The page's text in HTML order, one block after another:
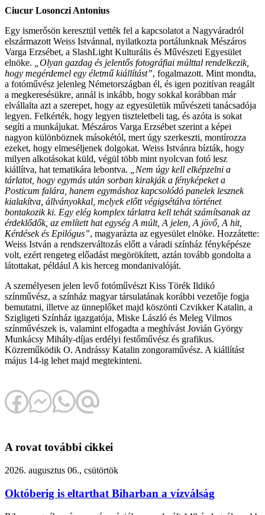
Ciucur Losonczi Antonius
Egy ismerősön keresztül vették fel a kapcsolatot a Nagyváradról
elszármazott Weiss Istvánnal, nyilatkozta portálunknak Mészáros
Varga Erzsébet, a SlashLight Kulturális és Művészeti Egyesület
elnöke. „Olyan gazdag és jelentős fotográfiai múlttal rendelkezik,
hogy megérdemel egy életmű kiállítást”, fogalmazott. Mint mondta,
a fotóművész jelenleg Németországban él, és igen pozitívan reagált
a megkeresésükre, annál is inkább, hogy sokkal korábban már
elvállalta azt a szerepet, hogy az egyesületük művészeti tanácsadója
legyen. Felkérték, hogy legyen tiszteletbeli tag, és azóta is sokat
segíti a munkájukat. Mészáros Varga Erzsébet szerint a képei
nagyon különböznek másokétól, mert úgy szerkeszti, montírozza
ezeket, hogy elmeséljenek dolgokat. Weiss Istvánra bízták, hogy
milyen alkotásokat küld, végül több mint nyolcvan fotó lesz
kiállítva, hat tematikára lebontva.
„Nem úgy kell elképzelni a
tárlatot, hogy egymás után sorban kirakják a fényképeket a
Posticum falára, hanem egymáshoz kapcsolódó panelek lesznek
kialakítva, állványokkal, melyek előtt végigsétálva történet
bontakozik ki. Egy elég komplex tárlatra kell tehát számítsanak az
érdeklődők, az említett hat egység A múlt, A jelen, A jövő, A hit,
Kérdések és Epilógus”, magyarázta az egyesület elnöke. Hozzátette:
Weiss István a rendszerváltozás előtt a váradi színház fényképésze
volt, ezért rengeteg előadást megörökített, aztán tovább gondolta a
látottakat, például A kis herceg mondanivalóját.
A személyesen jelen levő fotóművészt Kiss Törék Ildikó
színművész, a színház magyar társulatának korábbi vezetője fogja
bemutatni, illetve az ünneplőket majd köszönti Czvikker Katalin, a
Szigligeti Színház igazgatója, Miske László és Meleg Vilmos
színművészek is, valamint elfogadta a meghívást Jovián György
Munkácsy Mihály-díjas erdélyi festőművész és grafikus.
Közreműködik O. Andrássy Katalin zongoraművész. A kiállítást
május 14-ig lehet majd megtekinteni.
A rovat további cikkei
2026. augusztus 06., csütörtök
Októberig is eltarthat Biharban a vízválság